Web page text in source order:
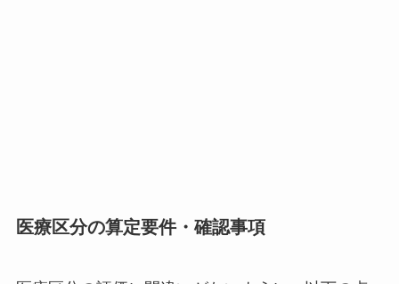
医療区分の算定要件・確認事項